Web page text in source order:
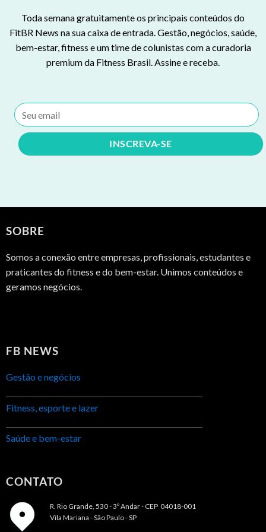
Toda semana gratuitamente os principais conteúdos do
FitBR News na sua caixa de entrada. Gestão, negócios, saúde,
bem-estar, fitness e um time de colunistas com a curadoria
premium da Fitness Brasil. Assine e receba.
SOBRE
Somos a conexão entre empresas, profissionais, estudantes e
praticantes do fitness e do bem-estar. Unimos conteúdos e
geramos negócios.
FB NEWS
Gestão e negócios
Fitness, esporte e lazer
Saúde e bem-estar
CONTATO
R. Rio Grande, 530 - 3º Andar - CEP 04018-001
Vila Mariana - São Paulo - SP